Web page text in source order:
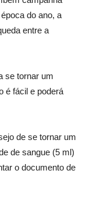
do ano, a
entre a
se tornar um
é fácil e poderá
de se tornar um
de sangue (5 ml)
o documento de